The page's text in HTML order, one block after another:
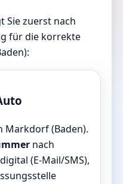
Sie zuerst nach
für die korrekte
Markdorf (Baden).
nach
(E-Mail/SMS),